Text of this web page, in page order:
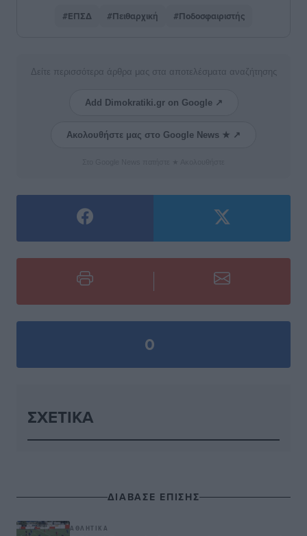
#ΕΠΣΔ #Πειθαρχική #Ποδοσφαιριστής
Δείτε περισσότερα άρθρα μας στα αποτελέσματα αναζήτησης
Add Dimokratiki.gr on Google ↗
Ακολουθήστε μας στο Google News ★ ↗
0
ΣΧΕΤΙΚΆ
ΔΙΑΒΑΣΕ ΕΠΙΣΗΣ
ΑΘΛΗΤΙΚΆ